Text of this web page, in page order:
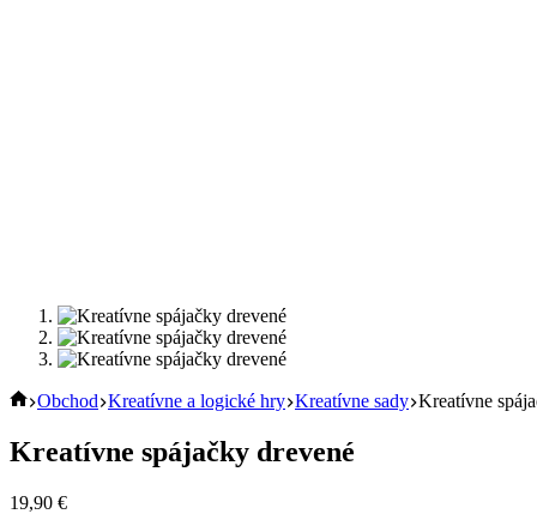
Úvod
Obchod Kreatívne a logické hry Kreatívne sady Kreatívne
Kreatívne spájačky drevené
19,90 €